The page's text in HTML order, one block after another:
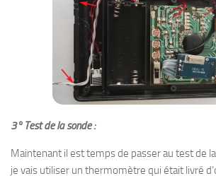
3° Test de la sonde :
Maintenant il est temps de passer au test de
je vais utiliser un thermomètre qui était livré